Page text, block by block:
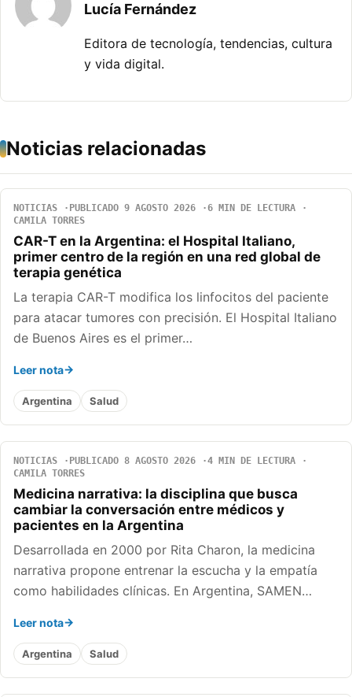
Lucía Fernández
Editora de tecnología, tendencias, cultura
y vida digital.
Noticias relacionadas
NOTICIAS PUBLICADO 9 AGOSTO 2026
6 MIN DE LECTURA
CAMILA TORRES
CAR-T en la Argentina: el Hospital Italiano,
primer centro de la región en una red global de
terapia genética
La terapia CAR-T modifica los linfocitos del paciente
para atacar tumores con precisión. El Hospital Italiano
de Buenos Aires es el primer…
Leer nota
Argentina Salud
NOTICIAS PUBLICADO 8 AGOSTO 2026
4 MIN DE LECTURA
CAMILA TORRES
Medicina narrativa: la disciplina que busca
cambiar la conversación entre médicos y
pacientes en la Argentina
Desarrollada en 2000 por Rita Charon, la medicina
narrativa propone entrenar la escucha y la empatía
como habilidades clínicas. En Argentina, SAMEN…
Leer nota
Argentina Salud